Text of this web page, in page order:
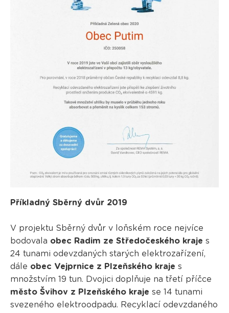
Příkladný Sběrný dvůr 2019
V projektu Sběrný dvůr v loňském roce nejvíce
bodovala obec Radim ze Středočeského kraje s
24 tunami odevzdaných starých elektrozařízení,
dále obec Vejprnice z Plzeňského kraje s
množstvím 19 tun. Dvojici doplňuje na třetí příčce
město Švihov z Plzeňského kraje se 14 tunami
svezeného elektroodpadu. Recyklací odevzdaného